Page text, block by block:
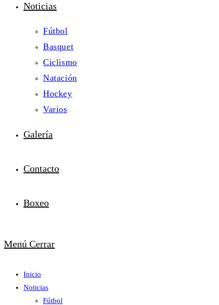
Noticias
Fútbol
Basquet
Ciclismo
Natación
Hockey
Varios
Galería
Contacto
Boxeo
Menú Cerrar
Inicio
Noticias
Fútbol